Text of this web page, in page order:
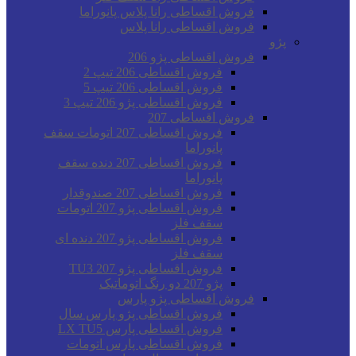
فروش اقساطی رانا پلاس پانوراما
فروش اقساطی رانا پلاس
پژو
فروش اقساطی پژو 206
فروش اقساطی 206 تیپ 2
فروش اقساطی 206 تیپ 5
فروش اقساطی پژو 206 تیپ 3
فروش اقساطی 207
فروش اقساطی 207 اتومات سقف
پانوراما
فروش اقساطی 207 دنده سقف
پانوراما
فروش اقساطی 207 صندوقدار
فروش اقساطی پژو 207 اتومات
سقف فلز
فروش اقساطی پژو 207 دنده ای
سقف فلز
فروش اقساطی پژو 207 TU3
پژو 207 دو رنگ اتوماتیک
فروش اقساطی پژو پارس
فروش اقساطی پژو پارس سال
فروش اقساطی پارس LX TU5
فروش اقساطی پارس اتومات